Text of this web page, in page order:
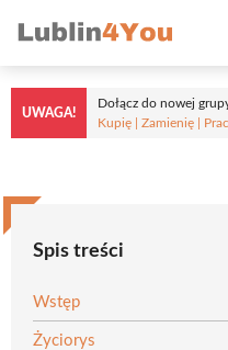
do
treści
UWAGA!
Dołącz do nowej
Kupię | Zamienię |
Spis treści
Wstęp
Życiorys